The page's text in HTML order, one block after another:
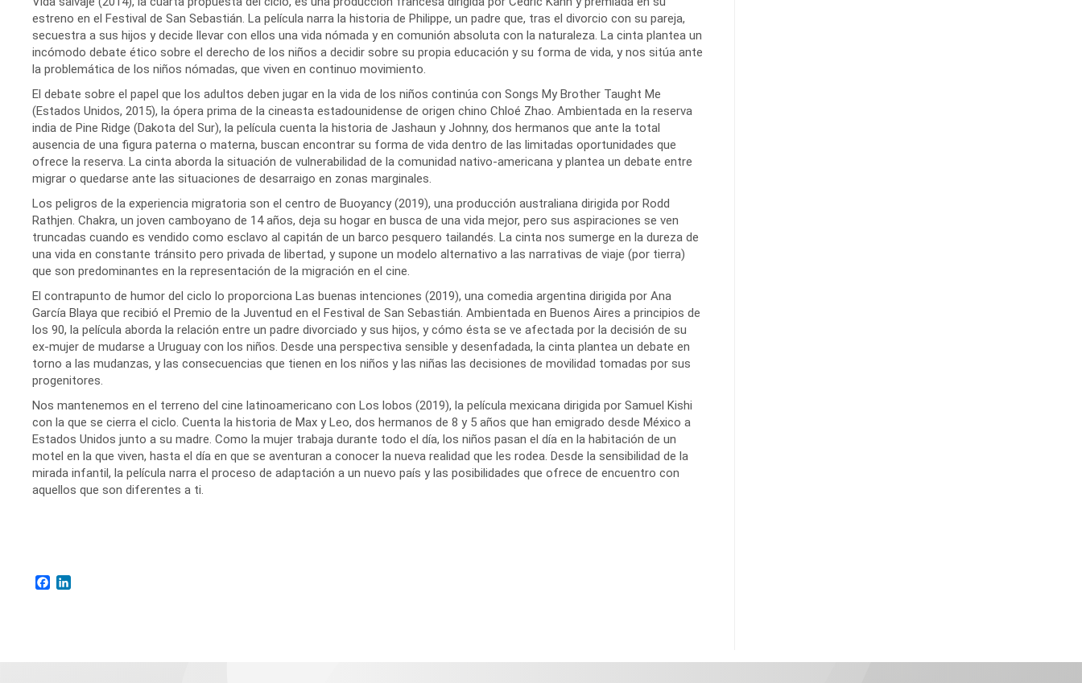
estreno en el Festival de San Sebastián. La película narra la historia de Philippe, un padre que, tras el divorcio con su pareja,
secuestra a sus hijos y decide llevar con ellos una vida nómada y en comunión absoluta con la naturaleza. La cinta plantea un
incómodo debate ético sobre el derecho de los niños a decidir sobre su propia educación y su forma de vida, y nos sitúa ante
la problemática de los niños nómadas, que viven en continuo movimiento.
El debate sobre el papel que los adultos deben jugar en la vida de los niños continúa con Songs My Brother Taught Me
(Estados Unidos, 2015), la ópera prima de la cineasta estadounidense de origen chino Chloé Zhao. Ambientada en la reserva
india de Pine Ridge (Dakota del Sur), la película cuenta la historia de Jashaun y Johnny, dos hermanos que ante la total
ausencia de una figura paterna o materna, buscan encontrar su forma de vida dentro de las limitadas oportunidades que
ofrece la reserva. La cinta aborda la situación de vulnerabilidad de la comunidad nativo-americana y plantea un debate entre
migrar o quedarse ante las situaciones de desarraigo en zonas marginales.
Los peligros de la experiencia migratoria son el centro de Buoyancy (2019), una producción australiana dirigida por Rodd
Rathjen. Chakra, un joven camboyano de 14 años, deja su hogar en busca de una vida mejor, pero sus aspiraciones se ven
truncadas cuando es vendido como esclavo al capitán de un barco pesquero tailandés. La cinta nos sumerge en la dureza de
una vida en constante tránsito pero privada de libertad, y supone un modelo alternativo a las narrativas de viaje (por tierra)
que son predominantes en la representación de la migración en el cine.
El contrapunto de humor del ciclo lo proporciona Las buenas intenciones (2019), una comedia argentina dirigida por Ana
García Blaya que recibió el Premio de la Juventud en el Festival de San Sebastián. Ambientada en Buenos Aires a principios de
los 90, la película aborda la relación entre un padre divorciado y sus hijos, y cómo ésta se ve afectada por la decisión de su
ex-mujer de mudarse a Uruguay con los niños. Desde una perspectiva sensible y desenfadada, la cinta plantea un debate en
torno a las mudanzas, y las consecuencias que tienen en los niños y las niñas las decisiones de movilidad tomadas por sus
progenitores.
Nos mantenemos en el terreno del cine latinoamericano con Los lobos (2019), la película mexicana dirigida por Samuel Kishi
con la que se cierra el ciclo. Cuenta la historia de Max y Leo, dos hermanos de 8 y 5 años que han emigrado desde México a
Estados Unidos junto a su madre. Como la mujer trabaja durante todo el día, los niños pasan el día en la habitación de un
motel en la que viven, hasta el día en que se aventuran a conocer la nueva realidad que les rodea. Desde la sensibilidad de la
mirada infantil, la película narra el proceso de adaptación a un nuevo país y las posibilidades que ofrece de encuentro con
aquellos que son diferentes a ti.
Facebook